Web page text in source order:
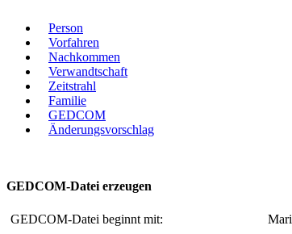
Person
Vorfahren
Nachkommen
Verwandtschaft
Zeitstrahl
Familie
GEDCOM
Änderungsvorschlag
GEDCOM-Datei erzeugen
GEDCOM-Datei beginnt mit: